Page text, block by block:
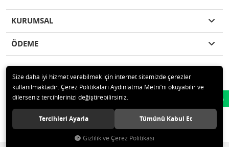
KURUMSAL
ÖDEME
© 2020 GKN STORE TEMİZLİK MADDELERİ SAN TİC LTD ŞTİ Tüm hakları
saklıdır.
Whatsapp
Size daha iyi hizmet verebilmek için internet sitemizde çerezler
kullanılmaktadır. Çerez Politikaları Aydınlatma Metni’ni okuyabilir ve
dilerseniz tercihlerinizi değiştirebilirsiniz.
Tercihleri Ayarla Tümünü Kabul Et
Gizlilik ve Çerez Politikası